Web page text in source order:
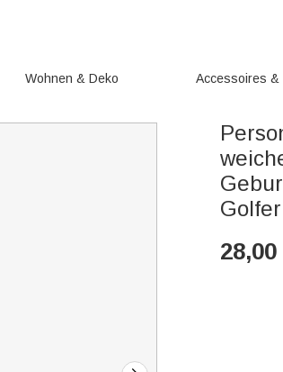
Wohnen & Deko Accessoires &
28,00